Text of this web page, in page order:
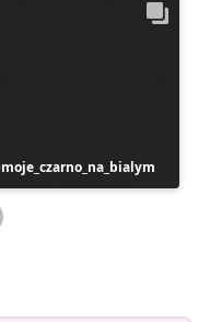
Postare
publicată
de
moje_czarno_na_bialym